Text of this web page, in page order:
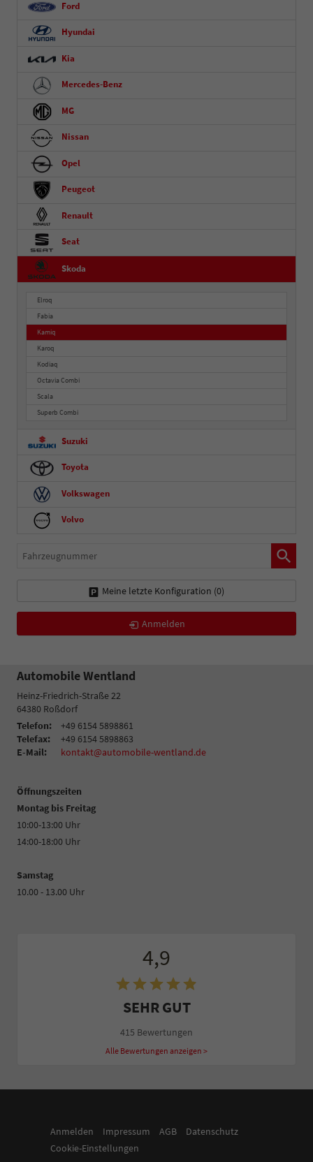
Ford
Hyundai
Kia
Mercedes-Benz
MG
Nissan
Opel
Peugeot
Renault
Seat
Skoda
Elroq
Fabia
Kamiq
Karoq
Kodiaq
Octavia Combi
Scala
Superb Combi
Suzuki
Toyota
Volkswagen
Volvo
Fahrzeugnummer
Meine letzte Konfiguration (0)
Anmelden
Automobile Wentland
Heinz-Friedrich-Straße 22
64380 Roßdorf
Telefon:
+49 6154 5898861
Telefax:
+49 6154 5898863
E-Mail:
kontakt@automobile-wentland.de
Öffnungszeiten
Montag bis Freitag
10:00-13:00 Uhr
14:00-18:00 Uhr
Samstag
10.00 - 13.00 Uhr
4,9
SEHR GUT
415 Bewertungen
Alle Bewertungen anzeigen >
Anmelden Impressum AGB
Datenschutz
Cookie-Einstellungen